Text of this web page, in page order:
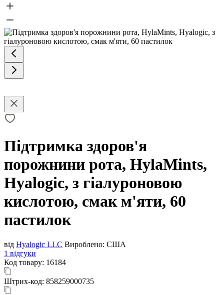
Підтримка здоров'я
порожнини рота, HylaMints,
Hyalogic, з гіалуроновою
кислотою, смак м'яти, 60
пастилок
від Hyalogic LLC Вироблено: США
1 відгуки
Код товару: 16184
Штрих-код: 858259000735